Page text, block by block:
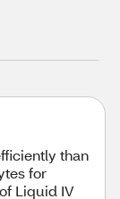
than
for
Liquid IV